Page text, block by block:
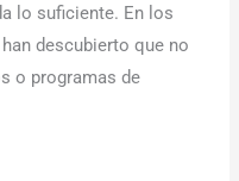
lo suficiente. En los
descubierto que no
o programas de